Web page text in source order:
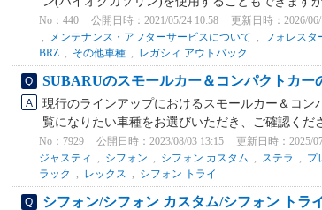
No：440 公開日時：2021/05/24 10:58 更新日時：2026/06/
,
メンテナンス・アフターサービスについて , フォレスタ
BRZ, その他車種, レガシィ アウトバック
SUBARUのスモールカー＆コンパクトカー
現行のラインアップにおけるスモールカー＆コ
覧になりたい車種をお選びいただき、ご確認くだ
No：7929 公開日時：2023/08/03 13:15 更新日時：2025/
ジャスティ
, シフォン , シフォン カスタム , ステラ , プ
ラック
, レックス , シフォン トライ
シフォン/シフォン カスタム/シフォン トラ